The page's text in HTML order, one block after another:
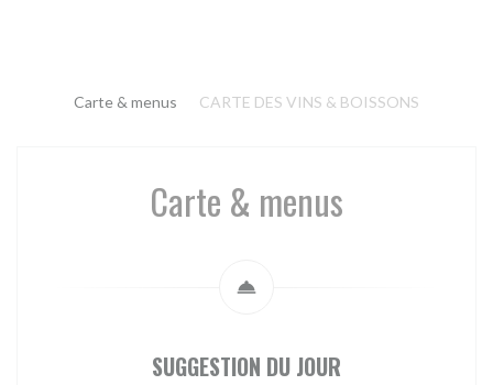
Carte & menus CARTE DES VINS & BOISSONS
Carte & menus
SUGGESTION DU JOUR